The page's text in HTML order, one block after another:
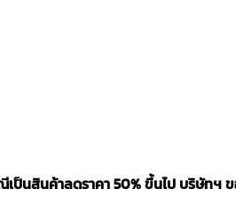
เป็นสินค้าลดราคา 50% ขึ้นไป บริษัทฯ